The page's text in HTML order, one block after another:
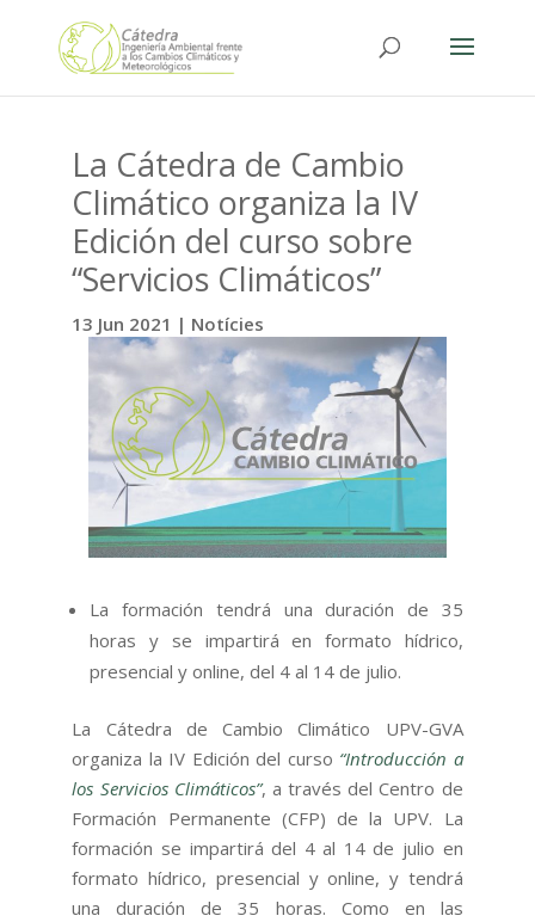
La Cátedra de Cambio
Climático organiza la IV
Edición del curso sobre
“Servicios Climáticos”
13 Jun 2021 | Notícies
La formación tendrá una duración de 35
horas y se impartirá en formato hídrico,
presencial y online, del 4 al 14 de julio.
La Cátedra de Cambio Climático UPV-GVA
organiza la IV Edición del curso “Introducción a
los Servicios Climáticos”, a través del Centro de
Formación Permanente (CFP) de la UPV. La
formación se impartirá del 4 al 14 de julio en
formato hídrico, presencial y online, y tendrá
una duración de 35 horas. Como en las